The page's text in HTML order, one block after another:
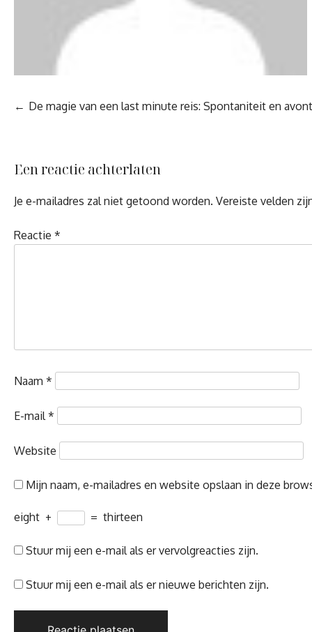
Berichtnavigatie
De magie van een last minute reis: Spontaniteit en
Een reactie achterlaten
Je e-mailadres zal niet getoond worden. Vereiste velden
Reactie *
Naam *
E-mail *
Website
Mijn naam, e-mailadres en website opslaan in deze
eight + = thirteen
Stuur mij een e-mail als er vervolgreacties zijn.
Stuur mij een e-mail als er nieuwe berichten zijn.